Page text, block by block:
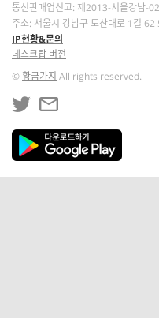
통신판매업신고: 제2013-서울강남-
주소: 서울시 강남구 도산대로 1길 62
IP현황&문의
데스크탑 버전
©황금가지 All rights reserved.